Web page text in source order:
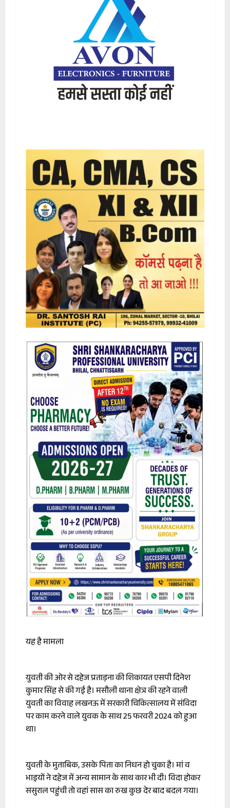
यह है मामला
युवती की ओर से दहेज प्रताड़ना की शिकायत एसपी दिनेश
कुमार सिंह से की गई है। मसौली थाना क्षेत्र की रहने वाली
युवती का विवाह लखनऊ में सरकारी चिकित्सालय में संविदा
पर काम करने वाले युवक के साथ 25 फरवरी 2024 को हुआ
था।
युवती के मुताबिक, उसके पिता का निधन हो चुका है। मां व
भाइयों ने दहेज में अन्य सामान के साथ कार भी दी। विदा होकर
ससुराल पहुंची तो वहां सास का रुख कुछ देर बाद बदल गया।